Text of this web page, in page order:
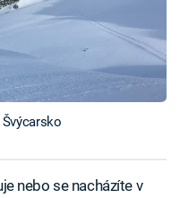
nebo se nacházíte v